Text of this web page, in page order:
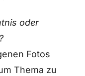
oder
Fotos
Thema zu